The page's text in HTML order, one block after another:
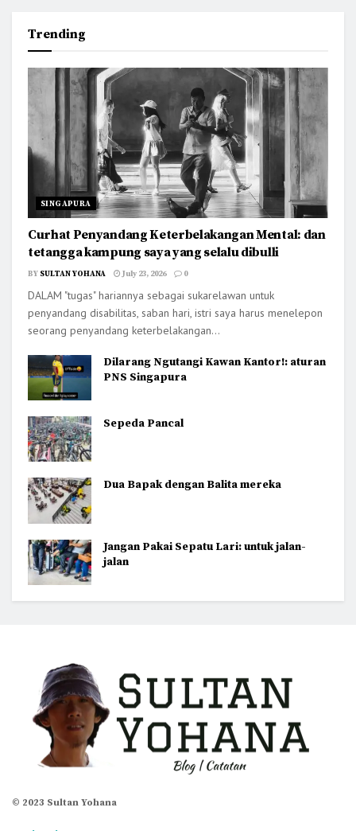
Trending
SINGAPURA
Curhat Penyandang Keterbelakangan Mental: dan
tetangga kampung saya yang selalu dibulli
BY SULTAN YOHANA July 23, 2026 0
DALAM "tugas" hariannya sebagai sukarelawan untuk
penyandang disabilitas, saban hari, istri saya harus menelepon
seorang penyandang keterbelakangan...
Dilarang Ngutangi Kawan Kantor!: aturan
PNS Singapura
Sepeda Pancal
Dua Bapak dengan Balita mereka
Jangan Pakai Sepatu Lari: untuk jalan-
jalan
© 2023 Sultan Yohana